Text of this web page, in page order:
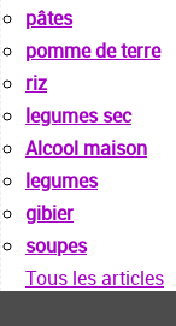
pâtes
pomme de terre
riz
legumes sec
Alcool maison
legumes
gibier
soupes
Tous les articles